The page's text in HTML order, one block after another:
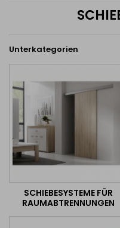
Unterkategorien
SCHIEBESYSTEME FÜR
RAUMABTRENNUNGEN